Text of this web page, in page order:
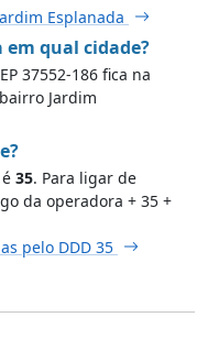
Esplanada
em qual cidade?
37552-186 fica na
Jardim
35. Para ligar de
da operadora + 35 +
pelo DDD 35